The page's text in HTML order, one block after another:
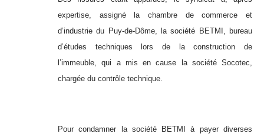
expertise, assigné la chambre de commerce et
d’industrie du Puy-de-Dôme, la société BETMI, bureau
d’études techniques lors de la construction de
l’immeuble, qui a mis en cause la société Socotec,
chargée du contrôle technique.
Pour condamner la société BETMI à payer diverses